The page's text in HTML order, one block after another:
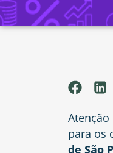
para os
de São